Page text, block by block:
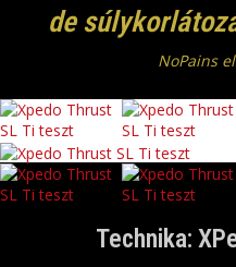
de
NoPains
Technika: